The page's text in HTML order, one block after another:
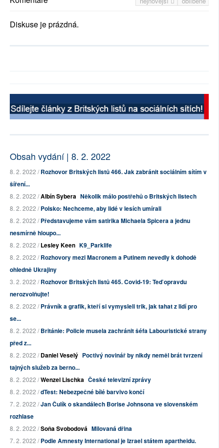
Diskuse je prázdná.
Obsah vydání | 8. 2. 2022
8. 2. 2022 /Rozhovor Britských listů 466. Jak zabránit sociálním sítím v
šíření...
8. 2. 2022 /Albín Sybera Několik málo postřehů o Britských listech
8. 2. 2022 /Polsko: Nechceme, aby lidé v lesích umírali
8. 2. 2022 /Představujeme vám satirika Michaela Spicera a jednu
nesmírně hloupo...
8. 2. 2022 /Lesley Keen K9_Parklife
8. 2. 2022 /Rozhovory mezi Macronem a Putinem nevedly k dohodě
ohledně Ukrajiny
3. 2. 2022 /Rozhovor Britských listů 465. Covid-19: Teď opravdu
nerozvolňujte!
8. 2. 2022 /Právník a grafik, kteří si vymysleli trik, jak tahat z lidí pro
se...
8. 2. 2022 /Británie: Policie musela zachránit šéfa Labouristické strany
před z...
8. 2. 2022 /Daniel Veselý Poctivý novinář by nikdy neměl brát tvrzení
tajných služeb za berno...
8. 2. 2022 /Wenzel Lischka České televizní zprávy
8. 2. 2022 /dTest: Nebezpečné bílé barvivo končí
7. 2. 2022 /Jan Čulík o skandálech Borise Johnsona ve slovenském
rozhlase
8. 2. 2022 /Soňa Svobodová Milovaná dřina
7. 2. 2022 /Podle Amnesty International je Izrael státem apartheidu.